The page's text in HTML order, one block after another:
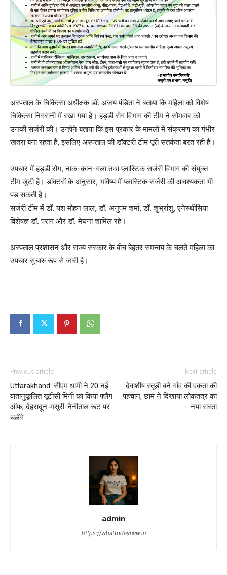
अस्पताल के चिकित्सा अधीक्षक डॉ. अजय पंडिता ने बताया कि महिला को विशेष
चिकित्सा निगरानी में रखा गया है। हड्डी रोग विभाग की टीम ने सोमवार को
उनकी सर्जरी की। उन्होंने बताया कि इस प्रकार के मामलों में संक्रमण का गंभीर
खतरा बना रहता है, इसलिए अस्पताल की डॉक्टरी टीम पूरी सतर्कता बरत रही है।
उपचार में हड्डी रोग, नाक-कान-गला तथा प्लास्टिक सर्जरी विभाग की संयुक्त
टीम जुटी है। डॉक्टरों के अनुसार, भविष्य में प्लास्टिक सर्जरी की आवश्यकता भी
पड़ सकती है।
सर्जरी टीम में डॉ. यश मोहन लाल, डॉ. अनुपम शर्मा, डॉ. शुभ्रांशु, एनेस्थीसिया
विशेषज्ञ डॉ. पराग और डॉ. मेघना शामिल रहे।
अस्पताल प्रशासन और राज्य सरकार के बीच बेहतर समन्वय के चलते महिला का
उपचार सुचारु रूप से जारी है।
Previous article
Uttarakhand: सीएम धामी ने 20 नई
वातानुकूलित यूटीसी मिनी का किया फ्लैग
ऑफ, देहरादून-मसूरी-नैनीताल रूट पर
चलेंगे
Next article
देवाशीष रतूड़ी बने गांव की एकता की
पहचान, छाम ने दिखाया लोकतंत्र का
नया रास्ता
admin
https://whattodaynew.in